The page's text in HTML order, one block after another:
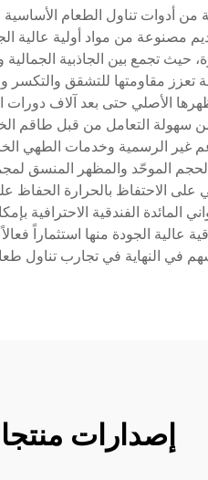
من أدوات تناول الطعام
مصنوعة من مواد أولية
حيث تجمع بين الجاذبية
تعزز مقاومتها للتشقق
الأصلي حتى بعد آلاف دورات
التعامل من قبل طاقم
غير الرسمية وخدمات الطهي
الموحّد والمظهر المنسق
الاحتفاظ بالحرارة الحفاظ
المائدة الفندقية
عالية الجودة منها استثماراً
في النهاية في تجارب تناول
إصدارات